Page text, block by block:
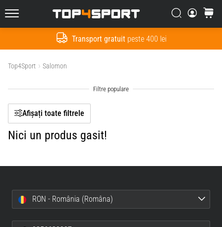
Transport gratuitpeste 400 lei
Top4Sport.ro Căutare
Cos
Top4Sport Salomon
Afișați toate filtrele
Filtr
Arata produsele
Nici un produs gasit!
RON - România (Româna)